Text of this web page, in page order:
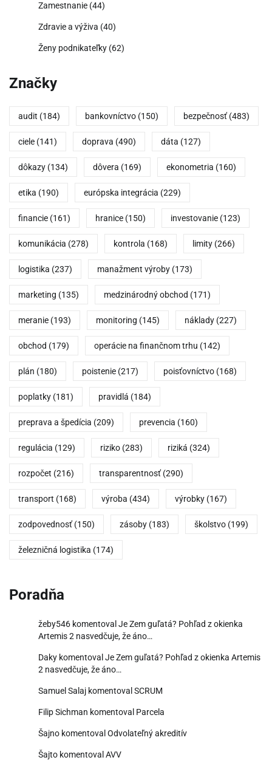
Zamestnanie (44)
Zdravie a výživa (40)
Ženy podnikateľky (62)
Značky
audit (184) bankovníctvo (150) bezpečnosť (483)
ciele (141) doprava (490) dáta (127)
dôkazy (134) dôvera (169) ekonometria (160)
etika (190) európska integrácia (229)
financie (161) hranice (150) investovanie (123)
komunikácia (278) kontrola (168) limity (266)
logistika (237) manažment výroby (173)
marketing (135) medzinárodný obchod (171)
meranie (193) monitoring (145) náklady (227)
obchod (179) operácie na finančnom trhu (142)
plán (180) poistenie (217) poisťovníctvo (168)
poplatky (181) pravidlá (184)
preprava a špedícia (209) prevencia (160)
regulácia (129) riziko (283) riziká (324)
rozpočet (216) transparentnosť (290)
transport (168) výroba (434) výrobky (167)
zodpovednosť (150) zásoby (183) školstvo (199)
železničná logistika (174)
Poradňa
žeby546 komentoval Je Zem guľatá? Pohľad z okienka
Artemis 2 nasvedčuje, že áno…
Daky komentoval Je Zem guľatá? Pohľad z okienka Artemis
2 nasvedčuje, že áno…
Samuel Salaj komentoval SCRUM
Filip Sichman komentoval Parcela
Šajno komentoval Odvolateľný akreditív
Šajto komentoval AVV